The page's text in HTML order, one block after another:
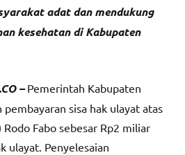
adat dan mendukung
kesehatan di Kabupaten
–Pemerintah Kabupaten
sisa hak ulayat atas
Rodo Fabo sebesar Rp2 miliar
ulayat. Penyelesaian